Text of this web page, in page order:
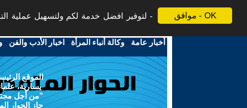
موافق - OK
لتوفير افضل خدمة لكم ولتسهيل عملية
أخبار عامة -وكالة أنباء المرأة - اخبار الأدب والفن -
الموقع
يسارية،
"من أجل
حاز الحوار